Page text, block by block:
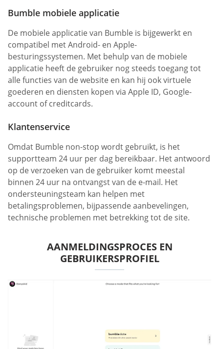
Bumble mobiele applicatie
De mobiele applicatie van Bumble is bijgewerkt en
compatibel met Android- en Apple-
besturingssystemen. Met behulp van de mobiele
applicatie heeft de gebruiker nog steeds toegang tot
alle functies van de website en kan hij ook virtuele
goederen en diensten kopen via Apple ID, Google-
account of creditcards.
Klantenservice
Omdat Bumble non-stop wordt gebruikt, is het
supportteam 24 uur per dag bereikbaar. Het antwoord
op de verzoeken van de gebruiker komt meestal
binnen 24 uur na ontvangst van de e-mail. Het
ondersteuningsteam kan helpen met
betalingsproblemen, bijpassende aanbevelingen,
technische problemen met betrekking tot de site.
AANMELDINGSPROCES EN
GEBRUIKERSPROFIEL